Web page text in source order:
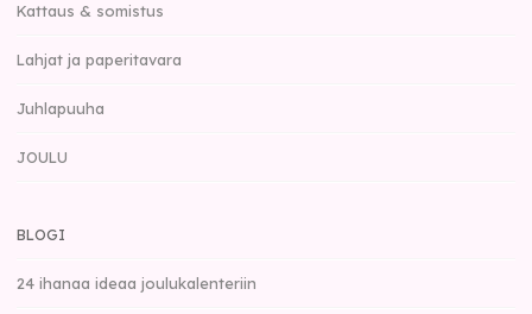
Kattaus & somistus
Lahjat ja paperitavara
Juhlapuuha
JOULU
BLOGI
24 ihanaa ideaa joulukalenteriin